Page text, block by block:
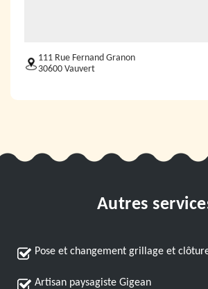
111 Rue Fernand Granon
30600 Vauvert
Autres
Pose et changement grillage et
Artisan paysagiste Gigean